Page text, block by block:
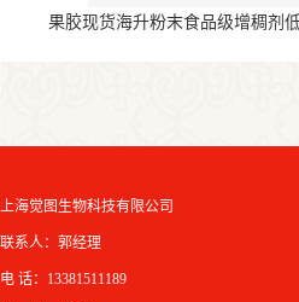
果胶现货海升粉末食品级增稠剂
上海觉图生物科技有限公司
联系人：郭经理
电 话：13381511189